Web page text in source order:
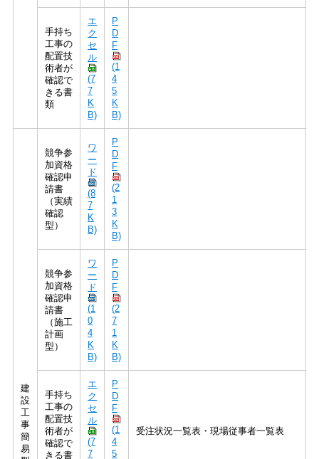
手持ち
工事の
配置技
術者が
確認で
きる書
類
エ
ク
セ
ル
(7
7
K
B)
P
D
F
(1
4
5
K
B)
建
設
工
事
簡
易
競争参
加資格
確認申
請書
（実績
確認
型）
ワ
ー
ド
(8
7
K
B)
P
D
F
(2
1
3
K
B)
競争参
加資格
確認申
請書
（施工
計画
型）
ワ
ー
ド
(1
0
4
K
B)
P
D
F
(2
7
1
K
B)
手持ち
工事の
配置技
術者が
確認で
きる書
エ
ク
セ
ル
(7
7
P
D
F
(1
4
5
受注状況一覧表・現場従事者一覧表